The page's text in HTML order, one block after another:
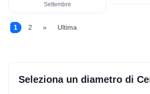
Settembre
1 2 » Ultima
Seleziona un diametro di